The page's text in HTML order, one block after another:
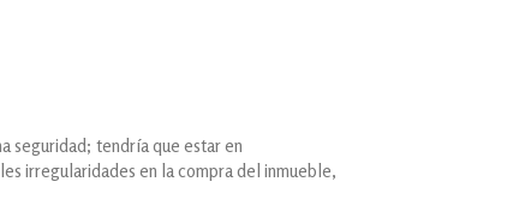
seguridad; tendría que estar en
irregularidades en la compra del inmueble,